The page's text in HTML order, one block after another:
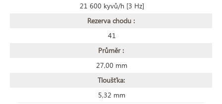
21 600 kyvů/h [3 Hz]
Rezerva chodu :
41
Průměr :
27,00 mm
Tloušťka:
5,32 mm